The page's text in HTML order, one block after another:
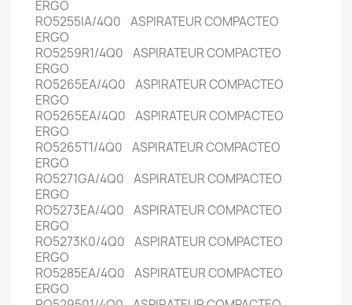
ERGO
RO5255IA/4Q0 ASPIRATEUR COMPACTEO
ERGO
RO5259R1/4Q0 ASPIRATEUR COMPACTEO
ERGO
RO5265EA/4Q0 ASPIRATEUR COMPACTEO
ERGO
RO5265EA/4Q0 ASPIRATEUR COMPACTEO
ERGO
RO5265T1/4Q0 ASPIRATEUR COMPACTEO
ERGO
RO5271GA/4Q0 ASPIRATEUR COMPACTEO
ERGO
RO5273EA/4Q0 ASPIRATEUR COMPACTEO
ERGO
RO5273K0/4Q0 ASPIRATEUR COMPACTEO
ERGO
RO5285EA/4Q0 ASPIRATEUR COMPACTEO
ERGO